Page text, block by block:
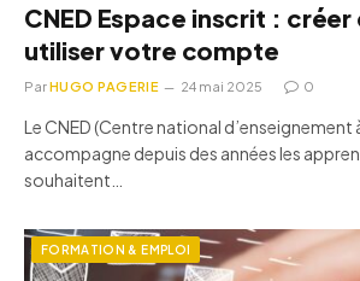
CNED Espace inscrit :
utiliser votre compte
ParHUGO PAGERIE 24 mai 2025 0
Le CNED (Centre national d’enseignement
accompagne depuis des années les
souhaitent…
FORMATION & EMPLOI